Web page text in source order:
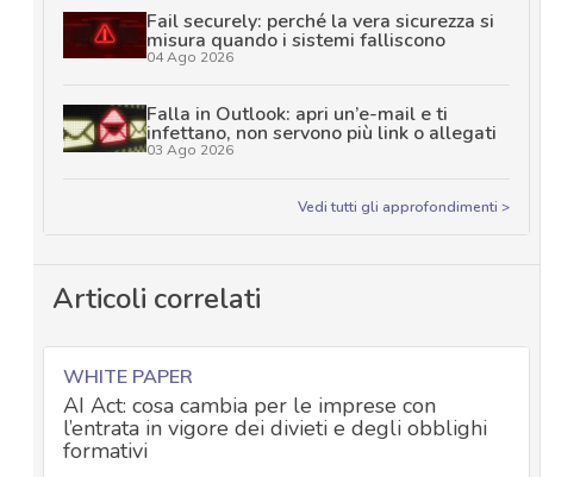
Fail securely: perché la vera sicurezza si
misura quando i sistemi falliscono
04 Ago 2026
Falla in Outlook: apri un’e-mail e ti
infettano, non servono più link o allegati
03 Ago 2026
Vedi tutti gli approfondimenti >
Articoli correlati
WHITE PAPER
AI Act: cosa cambia per le imprese con
l’entrata in vigore dei divieti e degli obblighi
formativi